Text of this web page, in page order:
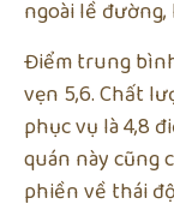
ngoài lề đường,
Điểm trung
vẹn 5,6. Chất
phục vụ là 4,8
quán này cũng
phiền về thái